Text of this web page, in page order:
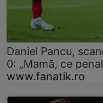
Daniel Pancu,
0: „Mamă, ce
www.fanatik.ro